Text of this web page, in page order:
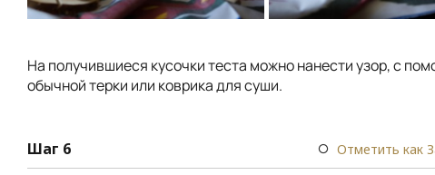
На получившиеся кусочки теста можно нанести узор, с
обычной терки или коврика для суши.
Шаг 6 Отметить как